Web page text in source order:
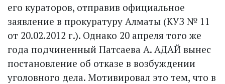
его кураторов, отправив официальное
заявление в прокуратуру Алматы (КУЗ № 11
от 20.02.2012 г.). Однако 20 апреля того же
года подчиненный Патсаева А. АДАЙ вынес
постановление об отказе в возбуждении
уголовного дела. Мотивировал это тем, что в